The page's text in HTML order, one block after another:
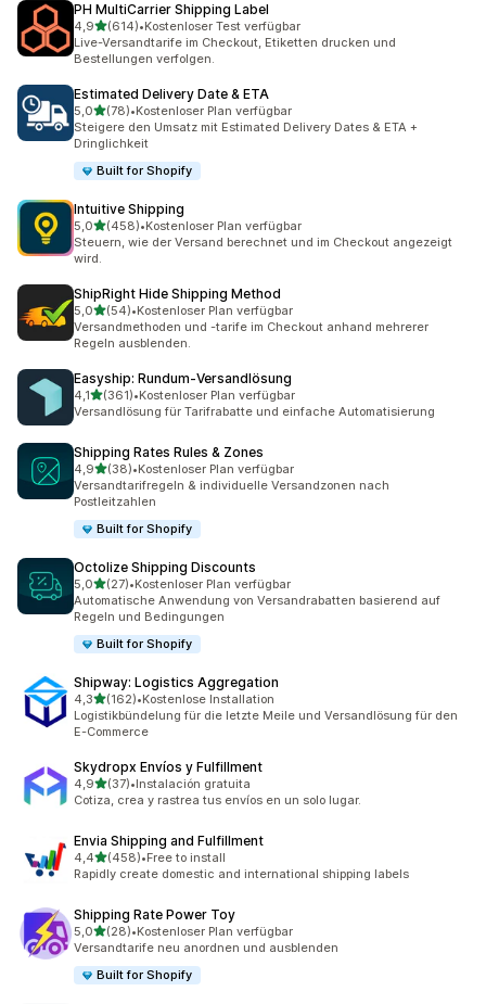
PH MultiCarrier Shipping Label
4,9von 5 Sternen
(614)
614 Rezensionen insgesamt
•Kostenloser Test verfügbar
Live-Versandtarife im Checkout, Etiketten drucken und
Bestellungen verfolgen.
Estimated Delivery Date & ETA
5,0von 5 Sternen
(78)
78 Rezensionen insgesamt
•Kostenloser Plan verfügbar
Steigere den Umsatz mit Estimated Delivery Dates & ETA +
Dringlichkeit
Built for Shopify
Intuitive Shipping
5,0von 5 Sternen
(458)
458 Rezensionen insgesamt
•Kostenloser Plan verfügbar
Steuern, wie der Versand berechnet und im Checkout angezeigt
wird.
ShipRight Hide Shipping Method
5,0von 5 Sternen
(54)
54 Rezensionen insgesamt
•Kostenloser Plan verfügbar
Versandmethoden und -tarife im Checkout anhand mehrerer
Regeln ausblenden.
Easyship: Rundum‑Versandlösung
4,1von 5 Sternen
(361)
361 Rezensionen insgesamt
•Kostenloser Plan verfügbar
Versandlösung für Tarifrabatte und einfache Automatisierung
Shipping Rates Rules & Zones
4,9von 5 Sternen
(38)
38 Rezensionen insgesamt
•Kostenloser Plan verfügbar
Versandtarifregeln & individuelle Versandzonen nach
Postleitzahlen
Built for Shopify
Octolize Shipping Discounts
5,0von 5 Sternen
(27)
27 Rezensionen insgesamt
•Kostenloser Plan verfügbar
Automatische Anwendung von Versandrabatten basierend auf
Regeln und Bedingungen
Built for Shopify
Shipway: Logistics Aggregation
4,3von 5 Sternen
(162)
162 Rezensionen insgesamt
•Kostenlose Installation
Logistikbündelung für die letzte Meile und Versandlösung für den
E-Commerce
Skydropx Envíos y Fulfillment
4,9von 5 Sternen
(37)
37 Rezensionen insgesamt
•Instalación gratuita
Cotiza, crea y rastrea tus envíos en un solo lugar.
Envia Shipping and Fulfillment
4,4von 5 Sternen
(458)
458 Rezensionen insgesamt
•Free to install
Rapidly create domestic and international shipping labels
Shipping Rate Power Toy
5,0von 5 Sternen
(28)
28 Rezensionen insgesamt
•Kostenloser Plan verfügbar
Versandtarife neu anordnen und ausblenden
Built for Shopify